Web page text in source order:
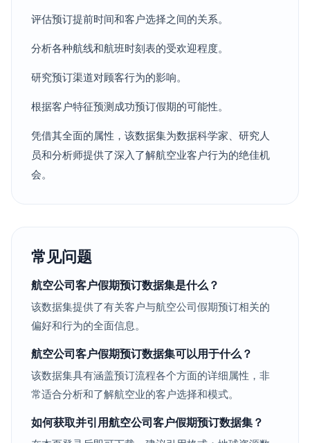
评估预订提前时间和客户选择之间的关系。
分析各种航线和航班时刻表的受欢迎程度。
研究预订渠道对顾客行为的影响。
根据客户特征预测成功预订假期的可能性。
凭借其全面的属性，该数据集为数据科学家、研究人
员和分析师提供了深入了解航空业客户行为的绝佳机
会。
常见问题
航空公司客户假期预订数据集是什么？
该数据集提供了有关客户与航空公司假期预订相关的
偏好和行为的全面信息。
航空公司客户假期预订数据集可以用于什么？
该数据集具有涵盖预订流程各个方面的详细属性，非
常适合分析和了解航空业的客户选择和模式。
如何获取并引用航空公司客户假期预订数据集？